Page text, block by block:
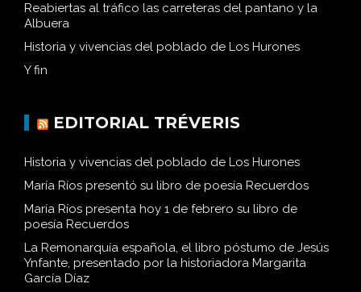
Reabiertas al tráfico las carreteras del pantano y la
Albuera
Historia y vivencias del poblado de Los Hurones
Y fin
EDITORIAL TRÉVERIS
Historia y vivencias del poblado de Los Hurones
María Ríos presentó su libro de poesía Recuerdos
María Ríos presenta hoy 1 de febrero su libro de
poesía Recuerdos
La Remonarquía española, el libro póstumo de Jesús
Ynfante, presentado por la historiadora Margarita
García Díaz